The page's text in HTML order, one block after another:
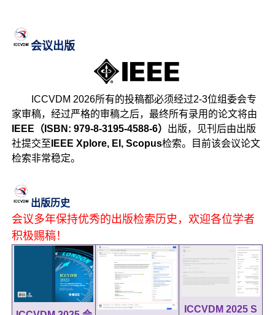
会议出版
ICCVDM 2026所有的投稿都必须经过2-3位组委会专
家审稿，经过严格的审稿之后，最终所有录用的论文将由
IEEE（ISBN: 979-8-3195-4588-6） 出版，见刊后由出版
社提交至 IEEE Xplore, EI, Scopus检索。目前该会议论文
检索非常稳定。
出版历史
会议多年保持优秀的出版检索历史，欢迎各位学者
积极赐稿！
ICCVDM 2025 S